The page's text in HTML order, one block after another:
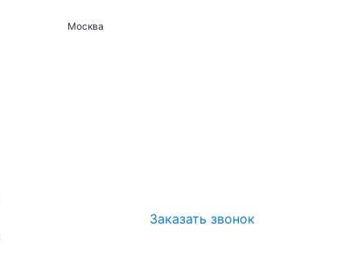
Москва
Заказать звонок